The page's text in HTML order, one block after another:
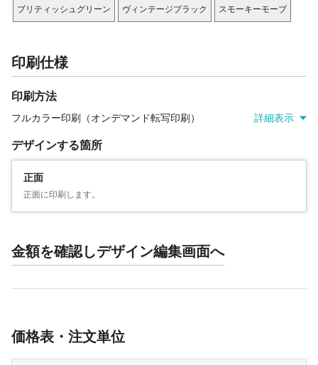
ブリティッシュグリーン ヴィンテージブラック スモーキーモーブ
印刷仕様
印刷方法
フルカラー印刷（オンデマンド転写印刷） 詳細表示
デザインする箇所
正面
正面に印刷します。
金額を確認しデザイン編集画面へ
価格表・注文単位